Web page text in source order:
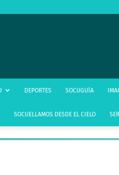
DEPORTES SOCUGUÍA
SOCUELLAMOS DESDE EL CIELO